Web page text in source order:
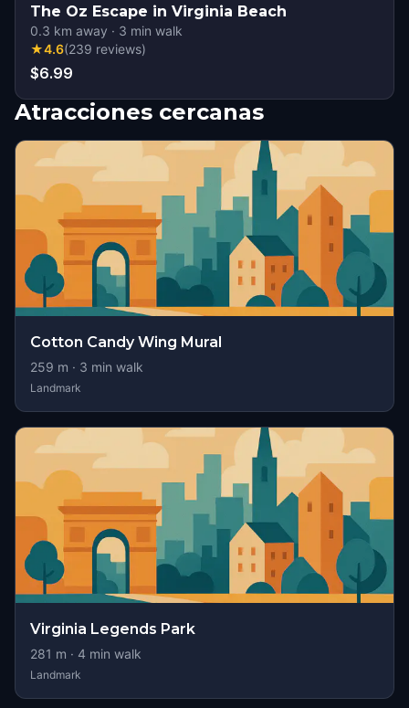
The Oz Escape in Virginia Beach
0.3 km away · 3 min walk
★4.6(239 reviews)
$6.99
Atracciones cercanas
Cotton Candy Wing Mural
259 m · 3 min walk
Landmark
Virginia Legends Park
281 m · 4 min walk
Landmark